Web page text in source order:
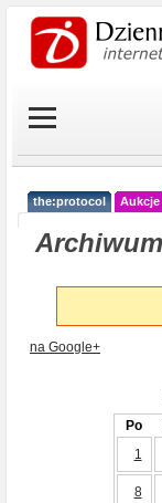
the:protocol Aukcje
na Google+
Po
1
8